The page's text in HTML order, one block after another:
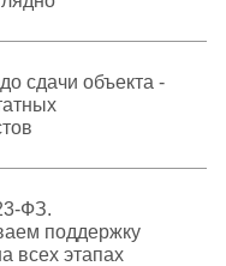
сдачи объекта -
ФЗ.
поддержку
всех этапах